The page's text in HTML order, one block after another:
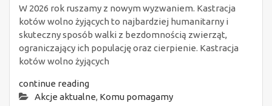
W 2026 rok ruszamy z nowym wyzwaniem. Kastracja
kotów wolno żyjących to najbardziej humanitarny i
skuteczny sposób walki z bezdomnością zwierząt,
ograniczający ich populację oraz cierpienie. Kastracja
kotów wolno żyjących
continue reading
Akcje aktualne, Komu pomagamy